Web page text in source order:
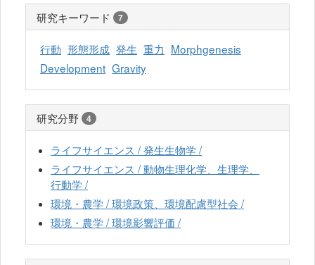
研究キーワード 7
行動 形態形成 発生 重力 Morphgenesis
Development Gravity
研究分野 4
ライフサイエンス / 発生生物学 /
ライフサイエンス / 動物生理化学、生理学、
行動学 /
環境・農学 / 環境政策、環境配慮型社会 /
環境・農学 / 環境影響評価 /